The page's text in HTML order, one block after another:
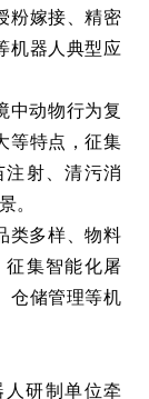
粉嫁接、精密
机器人典型应
中动物行为复
等特点，征集
射、清污消
。
类多样、物料
征集智能化屠
仓储管理等机
人研制单位牵